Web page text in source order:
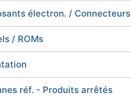
électron. / Connecteurs
/ ROMs
réf. - Produits arrêtés